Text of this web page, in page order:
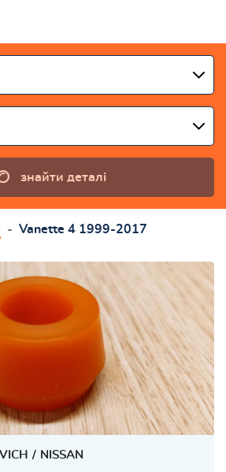
знайти деталі
Vanette 4 1999-2017
NISSAN